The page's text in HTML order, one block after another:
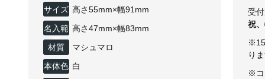
受
祝
り
※コ
サイズ 高さ55mm×幅91mm
名入範
囲
高さ47mm×幅83mm
材質 マシュマロ
本体色 白